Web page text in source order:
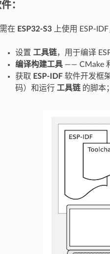
：
在 ESP32-S3上使用 ESP-IDF
设置 工具链，用于编译
编译构建工具—— CMake
获取 ESP-IDF软件开发框
码）和运行 工具链的脚本；